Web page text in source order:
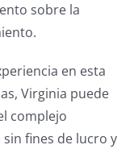
sobre la
en esta
Virginia puede
complejo
fines de lucro y